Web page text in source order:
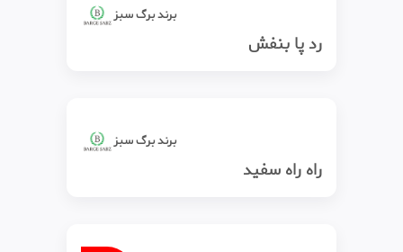
برند برگ سبز
رد پا بنفش
برند برگ سبز
راه راه سفید